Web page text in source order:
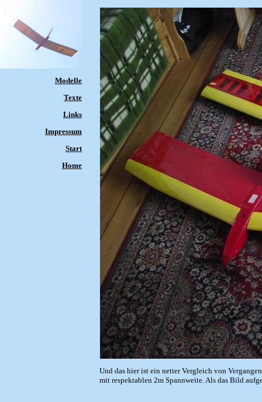
Modelle
Texte
Links
Impressum
Start
Home
Und das hier ist ein netter Vergleich von
mit respektablen 2m Spannweite. Als das Bild